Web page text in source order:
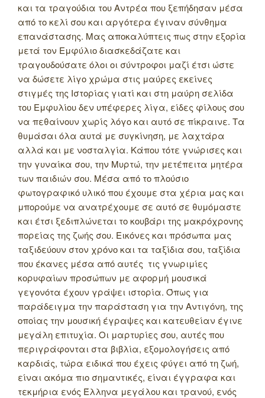
και τα τραγούδια του Αντρέα που ξεπήδησαν μέσα
από το κελί σου και αργότερα έγιναν σύνθημα
επανάστασης. Μας αποκαλύπτεις πως στην εξορία
μετά τον Εμφύλιο διασκεδάζατε και
τραγουδούσατε όλοι οι σύντροφοι μαζί έτσι ώστε
να δώσετε λίγο χρώμα στις μαύρες εκείνες
στιγμές της Ιστορίας γιατί και στη μαύρη σελίδα
του Εμφυλίου δεν υπέφερες λίγα, είδες φίλους σου
να πεθαίνουν χωρίς λόγο και αυτό σε πίκραινε. Τα
θυμάσαι όλα αυτά με συγκίνηση, με λαχτάρα
αλλά και με νοσταλγία. Κάπου τότε γνώρισες και
την γυναίκα σου, την Μυρτώ, την μετέπειτα μητέρα
των παιδιών σου. Μέσα από το πλούσιο
φωτογραφικό υλικό που έχουμε στα χέρια μας και
μπορούμε να ανατρέχουμε σε αυτό σε θυμόμαστε
και έτσι ξεδιπλώνεται το κουβάρι της μακρόχρονης
πορείας της ζωής σου. Εικόνες και πρόσωπα μας
ταξιδεύουν στον χρόνο και τα ταξίδια σου, ταξίδια
που έκανες μέσα από αυτές τις γνωριμίες
κορυφαίων προσώπων με αφορμή μουσικά
γεγονότα έχουν γράψει ιστορία. Όπως για
παράδειγμα την παράσταση για την Αντιγόνη, της
οποίας την μουσική έγραψες και κατευθείαν έγινε
μεγάλη επιτυχία. Οι μαρτυρίες σου, αυτές που
περιγράφονται στα βιβλία, εξομολογήσεις από
καρδιάς, τώρα ειδικά που έχεις φύγει από τη ζωή,
είναι ακόμα πιο σημαντικές, είναι έγγραφα και
τεκμήρια ενός Έλληνα μεγάλου και τρανού, ενός